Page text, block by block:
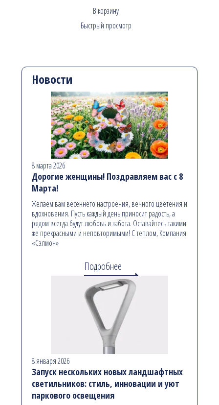
В корзину
Быстрый просмотр
Новости
8 марта 2026
Дорогие женщины! Поздравляем вас с 8
Марта!
Желаем вам весеннего настроения, вечного цветения и
вдохновения. Пусть каждый день приносит радость, а
рядом всегда будут любовь и забота. Оставайтесь такими
же прекрасными и неповторимыми! С теплом, Компания
«Сэлмон»
Подробнее
8 января 2026
Запуск нескольких новых ландшафтных
светильников: стиль, инновации и уют
паркового освещения